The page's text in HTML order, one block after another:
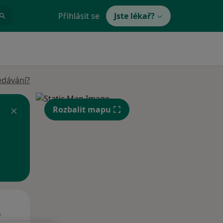
Přihlásit se Jste lékař?
Rozbalit mapu